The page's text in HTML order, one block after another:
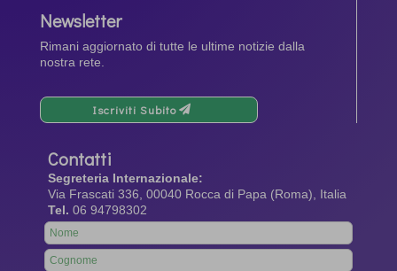
Newsletter
Rimani aggiornato di tutte le ultime notizie dalla
nostra rete.
Iscriviti Subito
Contatti
Segreteria Internazionale:
Via Frascati 336, 00040 Rocca di Papa (Roma), Italia
Tel. 06 94798302
Leave
this
field